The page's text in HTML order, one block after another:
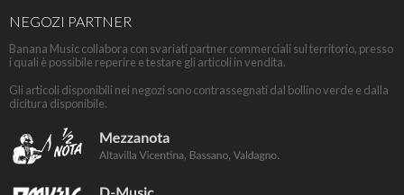
NEGOZI PARTNER
Banana Music collabora con svariati partner commerciali sul territorio, presso
i quali è possibile reperire e testare gli articoli in vendita.
Gli articoli disponibili nei negozi sono contrassegnati dal bollino verde e dalla
dicitura disponibile.